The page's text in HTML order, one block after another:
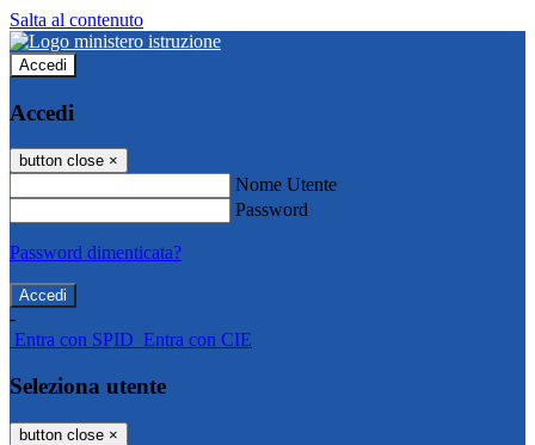
Salta al contenuto
Accedi
Accedi
button close ×
Nome Utente
Password
Password dimenticata?
-
Entra con SPID Entra con CIE
Seleziona utente
button close ×